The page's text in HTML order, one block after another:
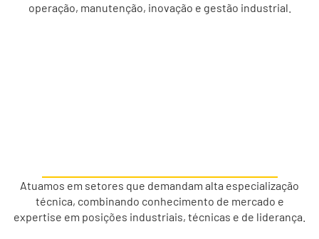
operação, manutenção, inovação e gestão industrial.
Atuamos em setores que demandam alta especialização
técnica, combinando conhecimento de mercado e
expertise em posições industriais, técnicas e de liderança.